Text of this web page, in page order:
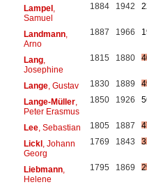
Lampel,
Samuel
1884 1942
Landmann,
Arno
1887 1966
Lang,
Josephine
1815 1880
Lange, Gustav 1830 1889
Lange-Müller,
Peter Erasmus
1850 1926
Lee, Sebastian 1805 1887
Lickl, Johann
Georg
1769 1843 3
Liebmann,
Helene
1795 1869